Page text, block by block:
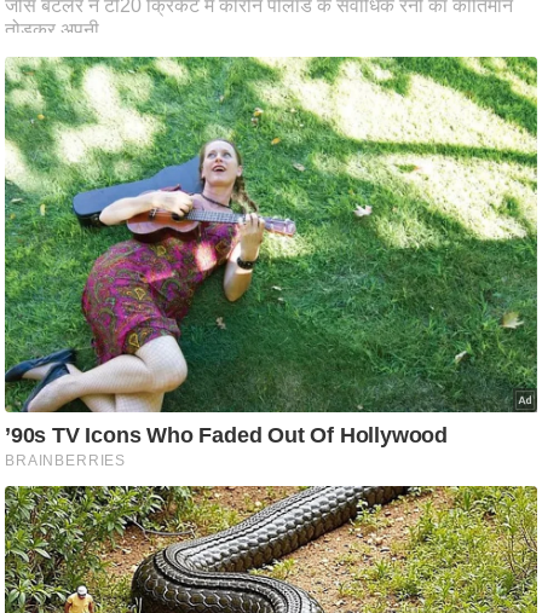
भू
स्तं
भ
ए
म
.
आ
र
.
आ
ई
.
चा
य
प
र
स
मी